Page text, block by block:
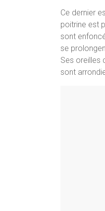
Ce dernier
poitrine est
sont
se
Ses oreilles
sont